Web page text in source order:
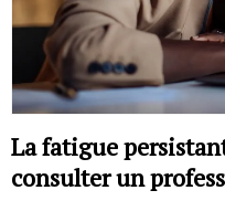
La fatigue
consulter un